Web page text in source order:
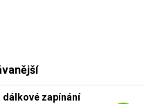
zapínání